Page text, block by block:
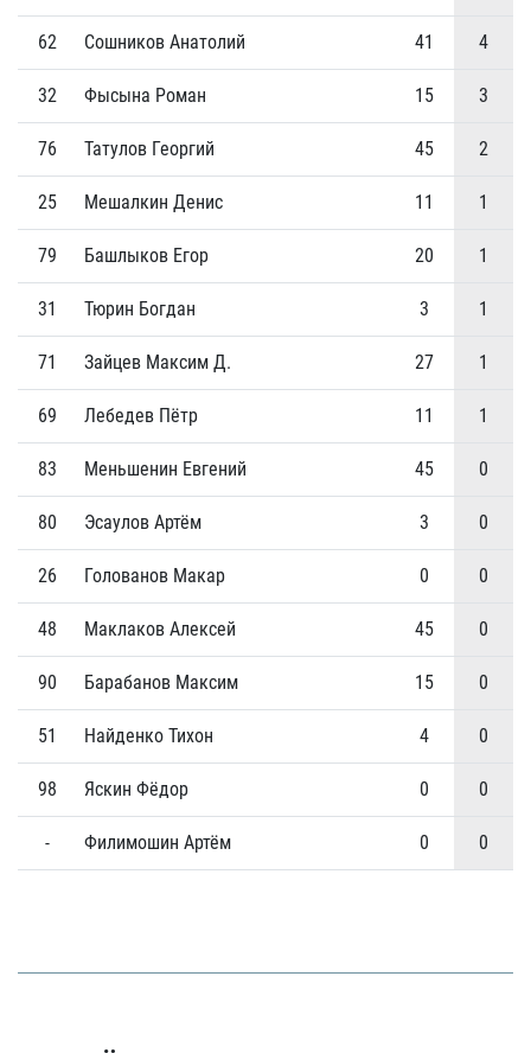
62 Сошников Анатолий 41 4
32 Фысына Роман 15 3
76 Татулов Георгий 45 2
25 Мешалкин Денис 11 1
79 Башлыков Егор 20 1
31 Тюрин Богдан 3 1
71 Зайцев Максим Д. 27 1
69 Лебедев Пётр 11 1
83 Меньшенин Евгений 45 0
80 Эсаулов Артём 3 0
26 Голованов Макар 0 0
48 Маклаков Алексей 45 0
90 Барабанов Максим 15 0
51 Найденко Тихон 4 0
98 Яскин Фёдор 0 0
- Филимошин Артём 0 0